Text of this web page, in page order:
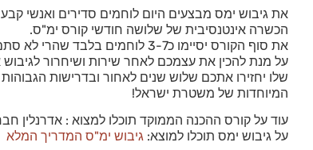
הכשרה אינטנסיבית של שלושה חודשי קורס ימ"ס.
את סוף הקורס יסיימו כ3-7 לוחמים בלבד שהרי לא סתם מכנים אותה יחידת המסתערבים הטובה ביותר שידעה המדינה!
על מנת להכין את עצמכם לאחר שירות ושיחרור
שלו יחזירו אתכם שלוש שנים לאחור ובדרישות
המיוחדות של משטרת ישראל!
עוד על קורס ההכנה הממוקד תוכלו למצוא : אדרנלין
על גיבוש ימס תוכלו למוצא: גיבוש ימ"ס המדריך המלא